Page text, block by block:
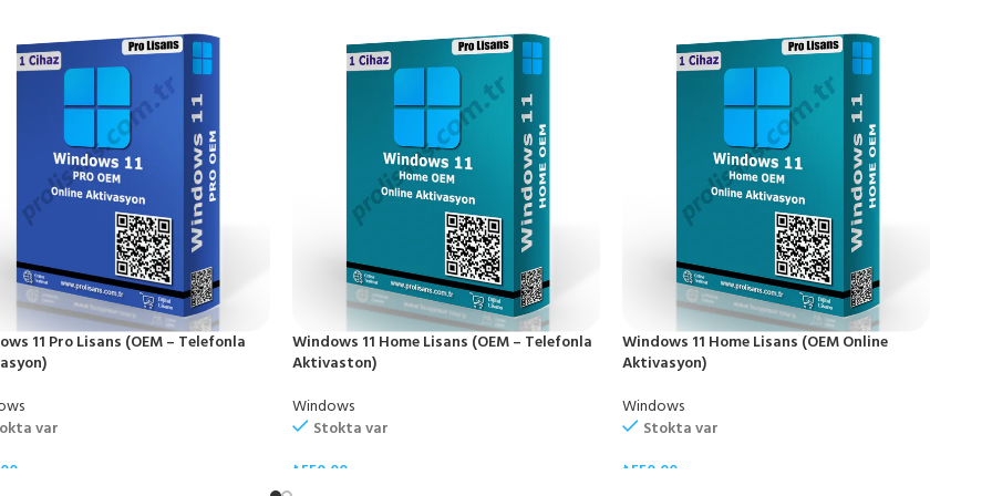
ve lisanslanır.
BWN84-R7R2Y-793K2-8XDDG /AcceptEula
ve lisanslanır.
11 Pro Lisans (OEM – Telefonla
var
Windows 11 Home Lisans (OEM – Telefonla
Aktivaston)
Windows
Stokta var
₺550,00
Windows 11 Home Lisans (OEM Online
Aktivasyon)
Windows
Stokta var
₺550,00